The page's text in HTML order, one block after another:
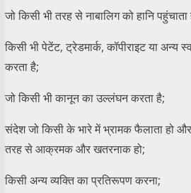
जो किसी भी तरह से नाबालिग को हानि पहुंचाता
किसी भी पेटेंट, ट्रेडमार्क, कॉपीराइट या अन्य
करता है;
जो किसी भी कानून का उल्लंघन करता है;
संदेश जो किसी के भारे में भ्रामक फैलाता हो और
तरह से आक्रमक और खतरनाक हो;
किसी अन्य व्यक्ति का प्रतिरूपण करना;